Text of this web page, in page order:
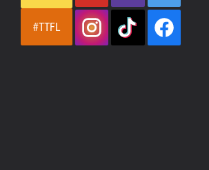
#TTFL